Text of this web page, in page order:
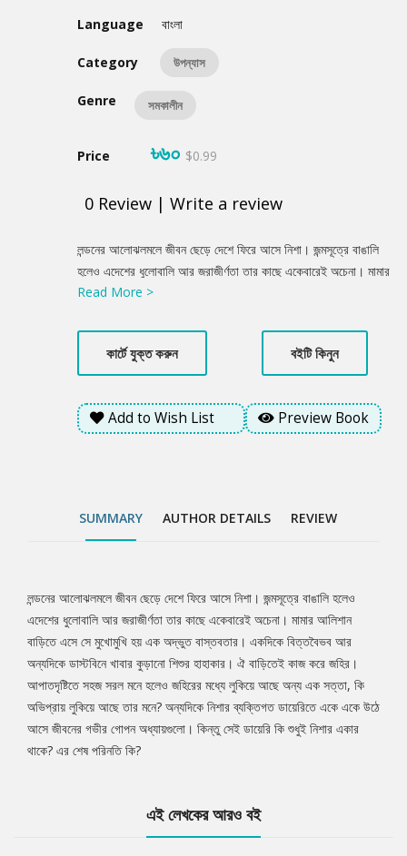
Language
বাংলা
Category উপন্যাস
Genre সমকালীন
Price ৳৬০ $0.99
0 Review | Write a review
Summery
লন্ডনের আলোঝলমলে জীবন ছেড়ে দেশে ফিরে আসে নিশা। জন্মসূত্রে বাঙালি
হলেও এদেশের ধুলোবালি আর জরাজীর্ণতা তার কাছে একেবারেই অচেনা। মামার
আলিশান বাড়িতে এসে সে মুখোমুখি হয় এক অদ্ভুত বাস্তবতার। একদিকে
বাড়িতেই কাজ করে জহির। আপাতদৃষ্টিতে সহজ সরল মনে হলেও জহিরের মধ্যে
লুকিয়ে আছে অন্য এক সত্তা, কি অভিপ্রায় লুকিয়ে আছে তার মনে? অন্যদিকে
নিশার ব্যক্তিগত ডায়েরিতে একে একে উঠে আসে জীবনের গভীর গোপন
অধ্যায়গুলো। কিন্তু সেই ডায়েরি কি শুধুই নিশার একার থাকে? এর শেষ
পরিনতি কি?
Read More >
কার্টে যুক্ত করুন বইটি কিনুন
Add to Wish List Preview Book
SUMMARY AUTHOR DETAILS REVIEW
Tab
Article
লন্ডনের আলোঝলমলে জীবন ছেড়ে দেশে ফিরে আসে নিশা। জন্মসূত্রে বাঙালি হলেও
এদেশের ধুলোবালি আর জরাজীর্ণতা তার কাছে একেবারেই অচেনা। মামার আলিশান
বাড়িতে এসে সে মুখোমুখি হয় এক অদ্ভুত বাস্তবতার। একদিকে বিত্তবৈভব আর
অন্যদিকে ডাস্টবিনে খাবার কুড়ানো শিশুর হাহাকার। ঐ বাড়িতেই কাজ করে জহির।
আপাতদৃষ্টিতে সহজ সরল মনে হলেও জহিরের মধ্যে লুকিয়ে আছে অন্য এক সত্তা, কি
অভিপ্রায় লুকিয়ে আছে তার মনে? অন্যদিকে নিশার ব্যক্তিগত ডায়েরিতে একে একে উঠে
আসে জীবনের গভীর গোপন অধ্যায়গুলো। কিন্তু সেই ডায়েরি কি শুধুই নিশার একার
থাকে? এর শেষ পরিনতি কি?
এই লেখকের আরও বই